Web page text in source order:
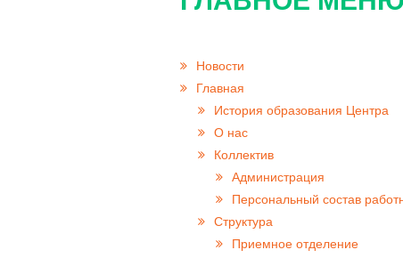
Новости
Главная
История образования Центра
О нас
Коллектив
Администрация
Персональный состав
Структура
Приемное отделение